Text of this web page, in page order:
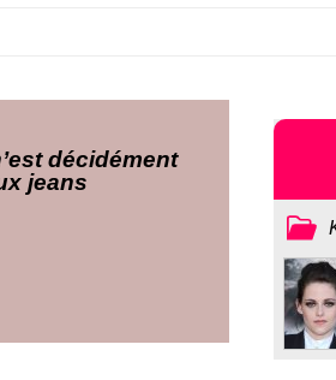
décidément
jeans